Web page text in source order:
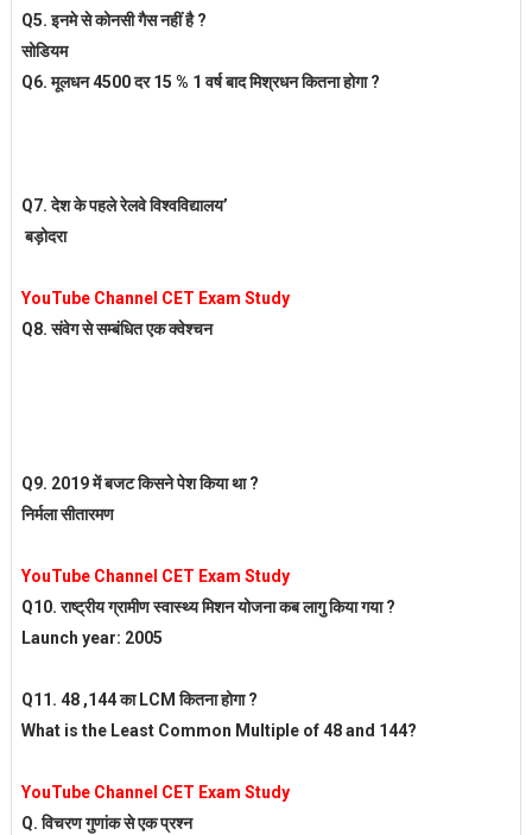
Q5.इनमे से कोनसी गैस नहीं है ?
सोडियम
Q6.मूलधन 4500 दर 15 % 1 वर्ष बाद मिश्रधन कितना होगा ?
Q7.देश के पहले रेलवे विश्वविद्यालय’
बड़ोदरा
YouTube Channel CET Exam Study
Q8. संवेग से सम्बंधित एक क्वेश्चन
Q9. 2019 में बजट किसने पेश किया था ?
निर्मला सीतारमण
YouTube Channel CET Exam Study
Q10. राष्ट्रीय ग्रामीण स्वास्थ्य मिशन योजना कब लागु किया गया ?
Launch year: 2005
Q11. 48 ,144 का LCM कितना होगा ?
What is the Least Common Multiple of 48 and 144?
YouTube Channel CET Exam Study
Q. विचरण गुणांक से एक प्रश्न